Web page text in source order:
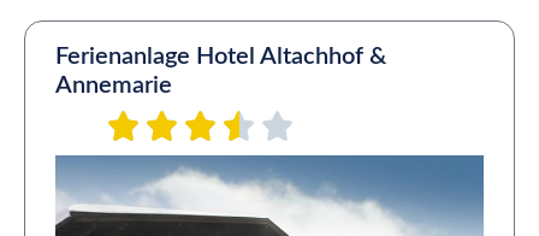
Ferienanlage Hotel Altachhof &
Annemarie